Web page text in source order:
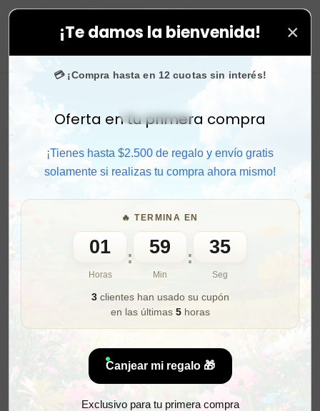
¡Te damos la bienvenida! ×
💳 ¡Compra hasta en 12 cuotas sin interés!
Activar sonido
Oferta en tu primera compra
¡Tienes hasta $2.500 de regalo y envío gratis
solamente si realizas tu compra ahora mismo!
🔥 TERMINA EN
01
Horas
: 59
Min
:
33
Seg
3clientes han usado su cupón
en las últimas 5horas
Canjear mi regalo 🎁
Exclusivo para tu primera compra
rápido y aprovecha. 💙 +50.000 fans enInstagram